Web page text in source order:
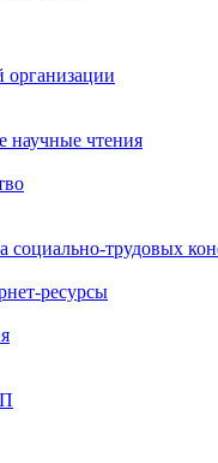
организации
научные чтения
социально-трудовых
ресурсы